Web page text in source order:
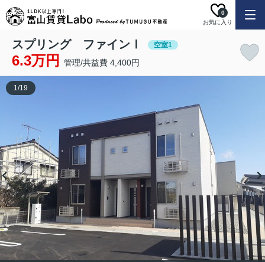
お気に入り
0
スプリング ファインⅠ 空室1
6.3万円 管理/共益費 4,400円
1/19